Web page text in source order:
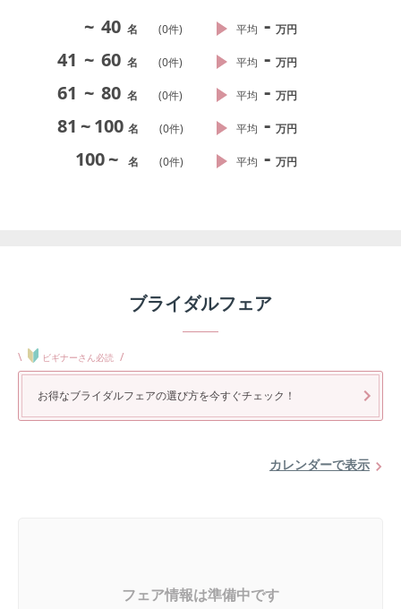
~ 40 名 (0件) 平均 - 万円
41 ~ 60 名 (0件) 平均 - 万円
61 ~ 80 名 (0件) 平均 - 万円
81 ~100 名 (0件) 平均 - 万円
100~ 名 (0件) 平均 - 万円
ブライダルフェア
\ ビギナーさん必読 /
お得なブライダルフェアの選び方を今すぐチェック！
カレンダーで表示
フェア情報は準備中です